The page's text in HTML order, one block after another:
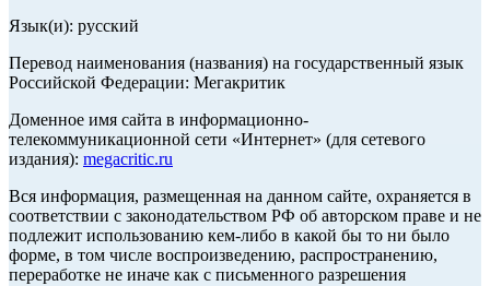
Язык(и): русский
Перевод наименования (названия) на государственный язык
Российской Федерации: Мегакритик
Доменное имя сайта в информационно-
телекоммуникационной сети «Интернет» (для сетевого
издания): megacritic.ru
Вся информация, размещенная на данном сайте, охраняется в
соответствии с законодательством РФ об авторском праве и не
подлежит использованию кем-либо в какой бы то ни было
форме, в том числе воспроизведению, распространению,
переработке не иначе как с письменного разрешения